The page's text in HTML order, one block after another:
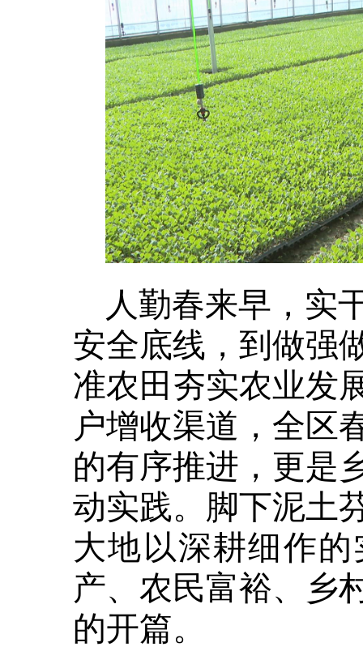
人勤春来早，实
安全底线，到做强
准农田夯实农业发
户增收渠道，全区
的有序推进，更是
动实践。脚下泥土
大地以深耕细作
产、农民富裕、乡
的开篇。